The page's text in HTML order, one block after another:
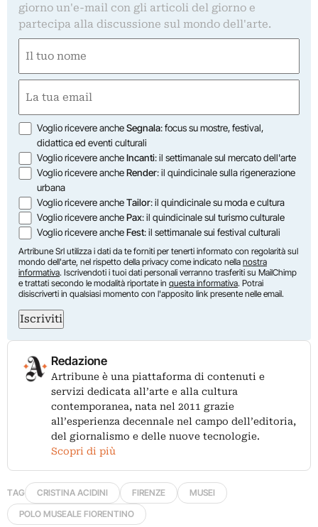
giorno un'e-mail con gli articoli del giorno e
partecipa alla discussione sul mondo dell'arte.
(Required)
First
(Required)
Opzioni
Voglio ricevere ancheSegnala: focus su mostre, festival,
didattica ed eventi culturali
Voglio ricevere ancheIncanti: il settimanale sul mercato dell'arte
Voglio ricevere ancheRender: il quindicinale sulla rigenerazione
urbana
Voglio ricevere ancheTailor: il quindicinale su moda e cultura
Voglio ricevere anchePax: il quindicinale sul turismo culturale
Voglio ricevere ancheFest: il settimanale sui festival culturali
Artribune Srl utilizza i dati da te forniti per tenerti informato con regolarità sul
mondo dell'arte, nel rispetto della privacy come indicato nella nostra
informativa. Iscrivendoti i tuoi dati personali verranno trasferiti su MailChimp
e trattati secondo le modalità riportate in questa informativa. Potrai
disiscriverti in qualsiasi momento con l'apposito link presente nelle email.
Iscriviti
Redazione
Artribune è una piattaforma di contenuti e
servizi dedicata all’arte e alla cultura
contemporanea, nata nel 2011 grazie
all’esperienza decennale nel campo dell’editoria,
del giornalismo e delle nuove tecnologie.
Scopri di più
TAG CRISTINA ACIDINI FIRENZE
MUSEI
POLO MUSEALE FIORENTINO